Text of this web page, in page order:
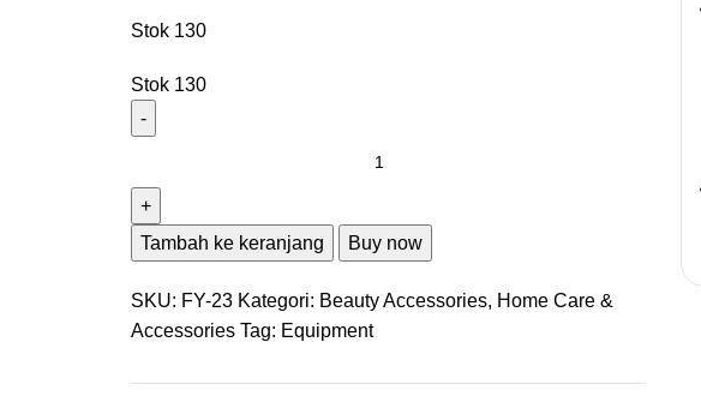
Stok 130
Stok 130
Tambah ke keranjang Buy now
SKU: FY-23 Kategori: Beauty Accessories, Home Care &
Accessories Tag: Equipment